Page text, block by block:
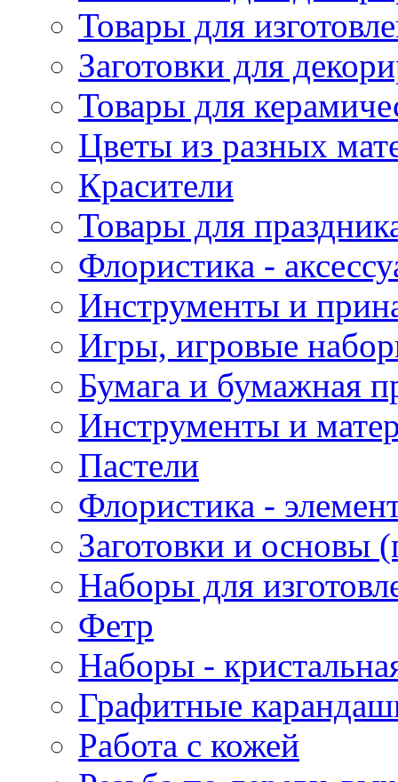
Товары для
Заготовки для
Товары для
Цветы из разных
Красители
Товары для
Флористика -
Инструменты и
Игры, игровые
Бумага и бумажная
Инструменты и
Пастели
Флористика -
Заготовки и основы
Наборы для
Фетр
Наборы -
Графитные
Работа с кожей